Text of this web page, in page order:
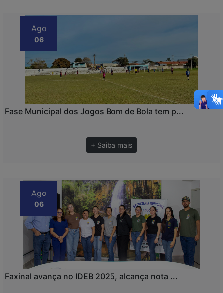
Ago
06
Fase Municipal dos Jogos Bom de Bola tem p...
+ Saiba mais
Ago
06
Faxinal avança no IDEB 2025, alcança nota ...